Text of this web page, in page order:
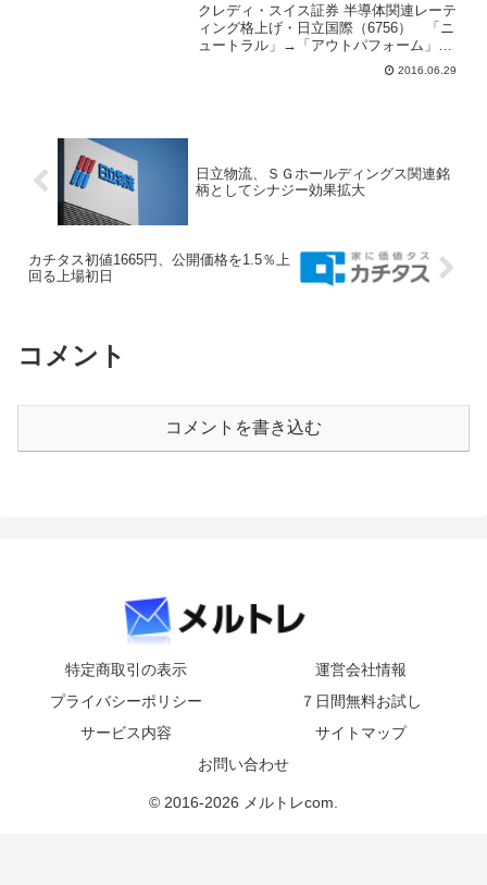
クレディ・スイス証券 半導体関連レーテ
ィング格上げ・日立国際（6756） 「ニ
ュートラル」→「アウトパフォーム」格
上げ 目標株価1650円→1980円・東京エ
レク（8035） 「ニュートラル」→「ア
2016.06.29
日立物流、ＳＧホールディングス関連銘
柄としてシナジー効果拡大
カチタス初値1665円、公開価格を1.5％上
回る上場初日
コメント
コメントを書き込む
特定商取引の表示
運営会社情報
プライバシーポリシー
７日間無料お試し
サービス内容
サイトマップ
お問い合わせ
© 2016-2026 メルトレcom.